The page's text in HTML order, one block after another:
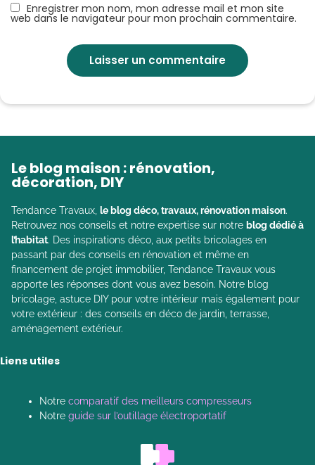
Enregistrer mon nom, mon adresse mail et mon site
web dans le navigateur pour mon prochain commentaire.
Le blog maison : rénovation,
décoration, DIY
Tendance Travaux, le blog déco, travaux, rénovation maison.
Retrouvez nos conseils et notre expertise sur notre blog dédié à
l’habitat. Des inspirations déco, aux petits bricolages en
passant par des conseils en rénovation et même en
financement de projet immobilier, Tendance Travaux vous
apporte les réponses dont vous avez besoin. Notre blog
bricolage, astuce DIY pour votre intérieur mais également pour
votre extérieur : des conseils en déco de jardin, terrasse,
aménagement extérieur.
Liens utiles
Notre comparatif des meilleurs compresseurs
Notre guide sur l’outillage électroportatif